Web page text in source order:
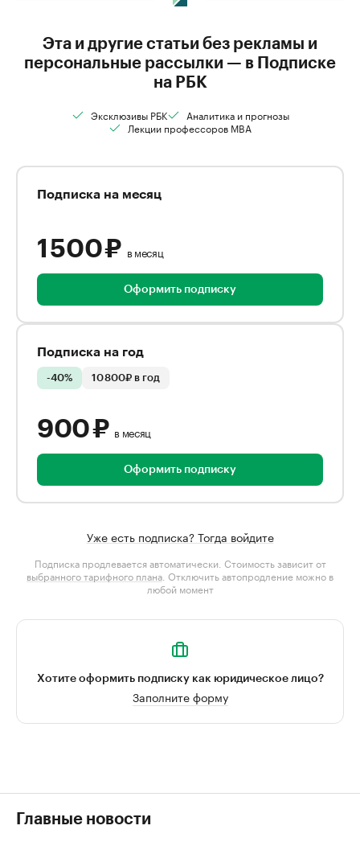
Эта и другие статьи без рекламы и
персональные рассылки — в Подписке
на РБК
Эксклюзивы РБК
Аналитика и прогнозы
Лекции профессоров MBA
Подписка на месяц
1 500 ₽ в месяц
Оформить подписку
Подписка на год
-40% 10 800₽ в год
900 ₽ в месяц
Оформить подписку
Уже есть подписка? Тогда войдите
Подписка продлевается автоматически. Стоимость зависит от
выбранного тарифного плана . Отключить автопродление можно в
любой момент
Хотите оформить подписку как юридическое лицо?
Заполните форму
Главные новости